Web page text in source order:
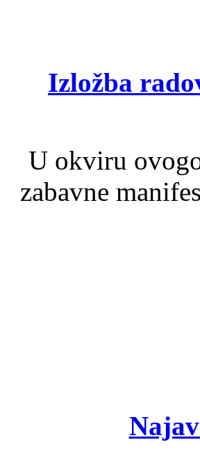
Izložba
U okviru
zabavne